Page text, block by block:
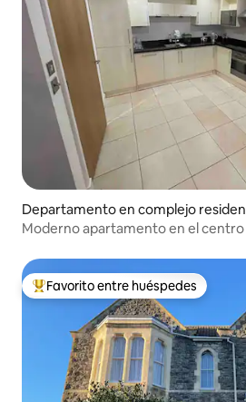
Departamento en complejo
nol Y Ddinas
Moderno apartamento en el centro
Favorito entre los huéspedes más
Favorito entre huéspedes